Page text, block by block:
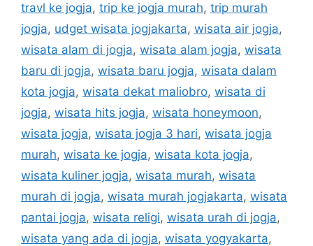
travl ke jogja, trip ke jogja murah, trip murah
jogja, udget wisata jogjakarta, wisata air jogja,
wisata alam di jogja, wisata alam jogja, wisata
baru di jogja, wisata baru jogja, wisata dalam
kota jogja, wisata dekat maliobro, wisata di
jogja, wisata hits jogja, wisata honeymoon,
wisata jogja, wisata jogja 3 hari, wisata jogja
murah, wisata ke jogja, wisata kota jogja,
wisata kuliner jogja, wisata murah, wisata
murah di jogja, wisata murah jogjakarta, wisata
pantai jogja, wisata religi, wisata urah di jogja,
wisata yang ada di jogja, wisata yogyakarta,